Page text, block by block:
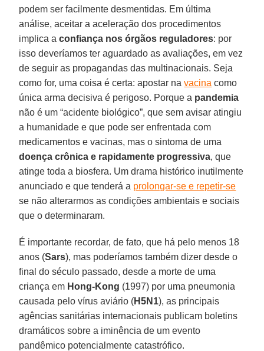
podem ser facilmente desmentidas. Em última
análise, aceitar a aceleração dos procedimentos
implica aconfiança nos órgãos reguladores: por
isso deveríamos ter aguardado as avaliações, em vez
de seguir as propagandas das multinacionais. Seja
como for, uma coisa é certa: apostar navacina como
única arma decisiva é perigoso. Porque a pandemia
não é um “acidente biológico”, que sem avisar atingiu
a humanidade e que pode ser enfrentada com
medicamentos e vacinas, mas o sintoma de uma
doença crônica e rapidamente progressiva, que
atinge toda a biosfera. Um drama histórico inutilmente
anunciado e que tenderá a prolongar-se e repetir-se
se não alterarmos as condições ambientais e sociais
que o determinaram.
É importante recordar, de fato, que há pelo menos 18
anos (Sars), mas poderíamos também dizer desde o
final do século passado, desde a morte de uma
criança em Hong-Kong (1997) por uma pneumonia
causada pelo vírus aviário (H5N1), as principais
agências sanitárias internacionais publicam boletins
dramáticos sobre a iminência de um evento
pandêmico potencialmente catastrófico.